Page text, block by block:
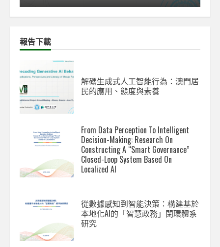
報告下載
解碼生成式人工智能行為：澳門居
民的應用、態度與素養
From Data Perception To Intelligent
Decision-Making: Research On
Constructing A “Smart Governance”
Closed-Loop System Based On
Localized AI
從數據感知到智能決策：構建基於
本地化AI的「智慧政務」閉環體系
研究